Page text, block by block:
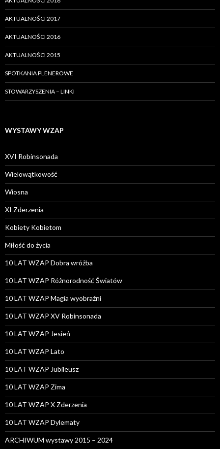
AKTUALNOŚCI 2017
AKTUALNOŚCI 2016
AKTUALNOŚCI 2015
SPOTKANIA PLENEROWE
STOWARZYSZENIA – LINKI
WYSTAWY WZAP
XVI Robinsonada
Wielowątkowość
Wiosna
XI Zderzenia
Kobiety Kobietom
Miłość do życia
10 LAT WZAP Dobra wróżba
10 LAT WZAP Różnorodność Światów
10 LAT WZAP Magia wyobraźni
10 LAT WZAP XV Robinsonada
10 LAT WZAP Jesień
10 LAT WZAP Lato
10 LAT WZAP Jubileusz
10 LAT WZAP Zima
10 LAT WZAP X Zderzenia
10 LAT WZAP Dylematy
ARCHIWUM wystawy 2015 – 2024